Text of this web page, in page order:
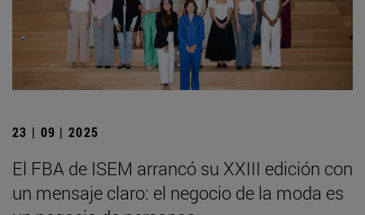
23 | 09 | 2025
El FBA de ISEM arrancó su XXIII edición con
un mensaje claro: el negocio de la moda es